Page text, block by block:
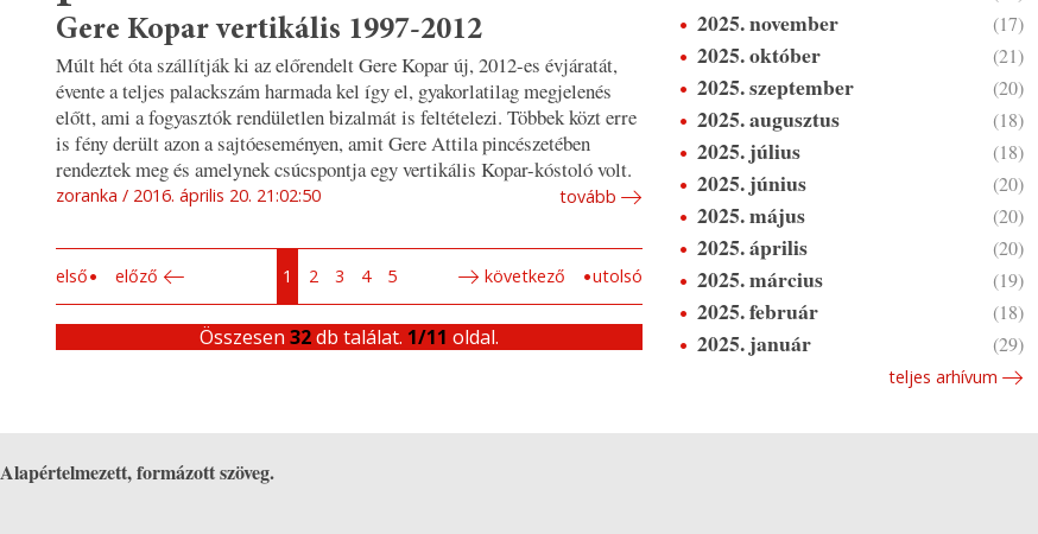
Gere Kopar vertikális 1997-2012
Múlt hét óta szállítják ki az előrendelt Gere Kopar új, 2012-es évjáratát,
évente a teljes palackszám harmada kel így el, gyakorlatilag megjelenés
előtt, ami a fogyasztók rendületlen bizalmát is feltételezi. Többek közt erre
is fény derült azon a sajtóeseményen, amit Gere Attila pincészetében
rendeztek meg és amelynek csúcspontja egy vertikális Kopar-kóstoló volt.
zoranka 2016. április 20. 21:02:50 tovább
első előző 1 2 3 4 5 következő utolsó
Összesen 32db találat. 1/11 oldal.
2025. november (17)
2025. október (21)
2025. szeptember (20)
2025. augusztus (18)
2025. július (18)
2025. június (20)
2025. május (20)
2025. április (20)
2025. március (19)
2025. február (18)
2025. január (29)
teljes arhívum
Alapértelmezett, formázott szöveg.